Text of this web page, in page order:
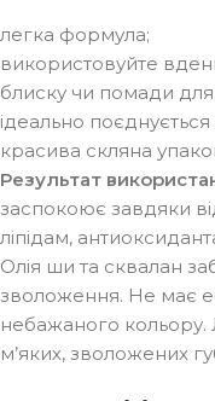
легка формула;
використовуйте
блиску чи помади для
ідеально
красива скляна
Результат
заспокоює завдяки
ліпідам,
Олія ши та сквалан
зволоження. Не має
небажаного
м’яких, зволожених